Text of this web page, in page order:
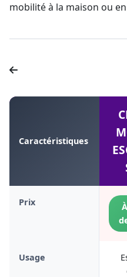
mobilité à la maison ou
Caractéristiques
Prix
Usage